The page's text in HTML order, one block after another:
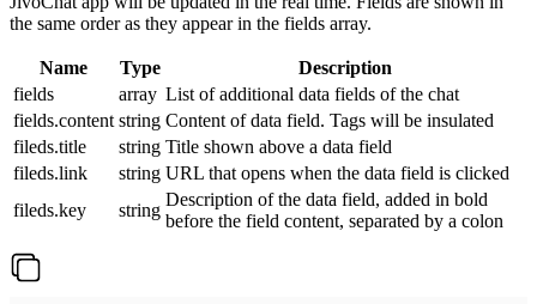
the same order as they appear in the fields array.
Name Type
Description
fields
array List of additional data fields of the chat
fields.content string Content of data field. Tags will be insulated
fileds.title
string Title shown above a data field
fileds.link
string URL that opens when the data field is clicked
fileds.key
string
Description of the data field, added in bold
before the field content, separated by a colon